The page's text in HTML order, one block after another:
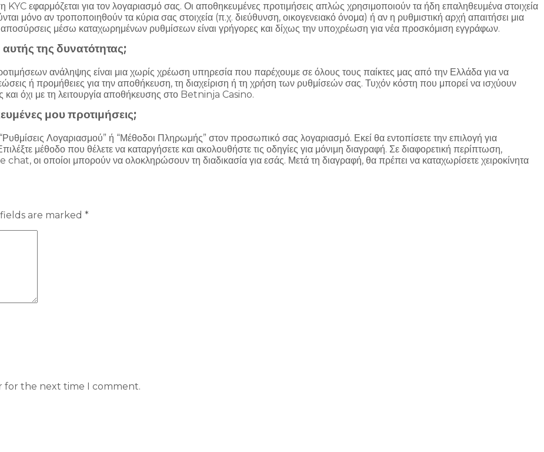
KYC εφαρμόζεται για τον λογαριασμό σας. Οι αποθηκευμένες προτιμήσεις απλώς χρησιμοποιούν τα ήδη επαληθευμένα στοιχεία
μόνο αν τροποποιηθούν τα κύρια σας στοιχεία (π.χ. διεύθυνση, οικογενειακό όνομα) ή αν η ρυθμιστική αρχή απαιτήσει μια
αποσύρσεις μέσω καταχωρημένων ρυθμίσεων είναι γρήγορες και δίχως την υποχρέωση για νέα προσκόμιση εγγράφων.
της δυνατότητας;
ανάληψης είναι μια χωρίς χρέωση υπηρεσία που παρέχουμε σε όλους τους παίκτες μας από την Ελλάδα για να
ή προμήθειες για την αποθήκευση, τη διαχείριση ή τη χρήση των ρυθμίσεών σας. Τυχόν κόστη που μπορεί να ισχύουν
και όχι με τη λειτουργία αποθήκευσης στο Betninja Casino.
μου προτιμήσεις;
“Ρυθμίσεις Λογαριασμού” ή “Μέθοδοι Πληρωμής” στον προσωπικό σας λογαριασμό. Εκεί θα εντοπίσετε την επιλογή για
μέθοδο που θέλετε να καταργήσετε και ακολουθήστε τις οδηγίες για μόνιμη διαγραφή. Σε διαφορετική περίπτωση,
οι οποίοι μπορούν να ολοκληρώσουν τη διαδικασία για εσάς. Μετά τη διαγραφή, θα πρέπει να καταχωρίσετε χειροκίνητα
are marked *
for the next time I comment.